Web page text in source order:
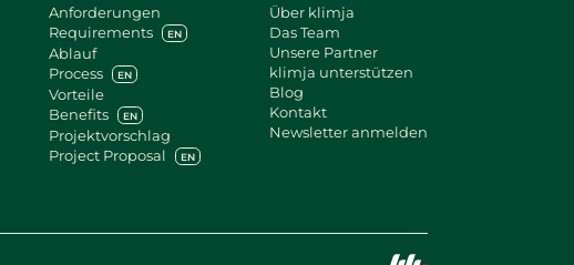
Anforderungen
Requirements
EN
Ablauf
Process
EN
Vorteile
Benefits
EN
Projektvorschlag
Project Proposal
EN
Über klimja
Das Team
Unsere Partner
klimja unterstützen
Blog
Kontakt
Newsletter anmelden